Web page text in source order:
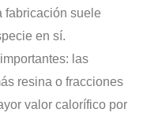
fabricación suele
en sí.
las
resina o fracciones
valor calorífico por